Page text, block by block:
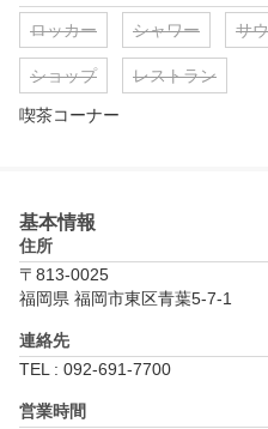
ロッカー シャワー サ
ショップ レストラン
喫茶コーナー
基本情報
住所
〒813-0025
福岡県 福岡市東区青葉5-7-1
連絡先
TEL : 092-691-7700
営業時間